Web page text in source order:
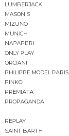
LUMBERJACK
MASON'S
MIZUNO
MUNICH
NAPAPIJRI
ONLY PLAY
ORCIANI
PHILIPPE MODEL PARIS
PINKO
PREMIATA
PROPAGANDA
REPLAY
SAINT BARTH